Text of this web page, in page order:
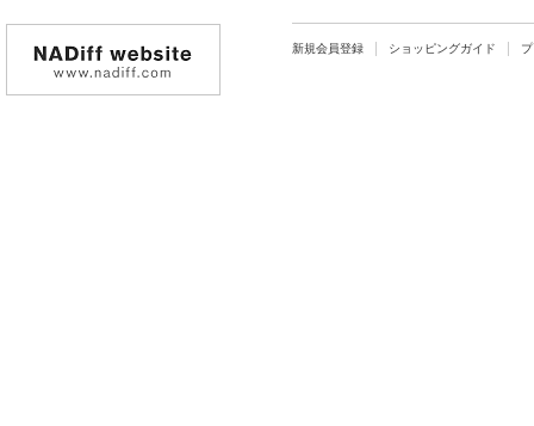
新規会員登録 ショッピングガイド